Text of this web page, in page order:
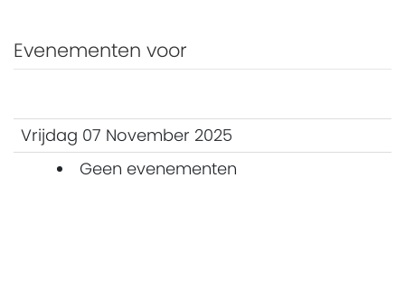
Evenementen voor
Vrijdag 07 November 2025
Geen evenementen